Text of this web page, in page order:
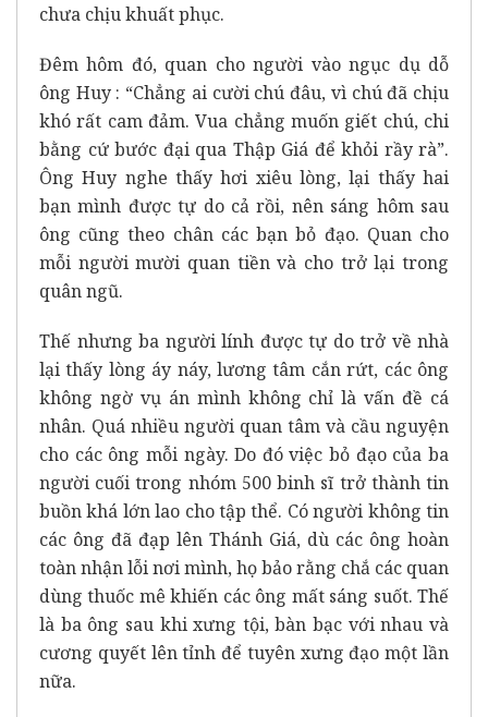
chưa chịu khuất phục.
Đêm hôm đó, quan cho người vào ngục dụ dỗ
ông Huy : “Chẳng ai cười chú đâu, vì chú đã chịu
khó rất cam đảm. Vua chẳng muốn giết chú, chi
bằng cứ bước đại qua Thập Giá để khỏi rầy rà”.
Ông Huy nghe thấy hơi xiêu lòng, lại thấy hai
bạn mình được tự do cả rồi, nên sáng hôm sau
ông cũng theo chân các bạn bỏ đạo. Quan cho
mỗi người mười quan tiền và cho trở lại trong
quân ngũ.
Thế nhưng ba người lính được tự do trở về nhà
lại thấy lòng áy náy, lương tâm cắn rứt, các ông
không ngờ vụ án mình không chỉ là vấn đề cá
nhân. Quá nhiều người quan tâm và cầu nguyện
cho các ông mỗi ngày. Do đó việc bỏ đạo của ba
người cuối trong nhóm 500 binh sĩ trở thành tin
buồn khá lớn lao cho tập thể. Có người không tin
các ông đã đạp lên Thánh Giá, dù các ông hoàn
toàn nhận lỗi nơi mình, họ bảo rằng chắ các quan
dùng thuốc mê khiến các ông mất sáng suốt. Thế
là ba ông sau khi xưng tội, bàn bạc với nhau và
cương quyết lên tỉnh để tuyên xưng đạo một lần
nữa.